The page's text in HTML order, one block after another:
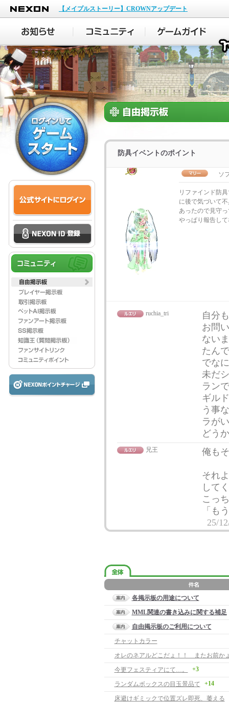
NEXON
【メイプルストーリー】CROWNアップデート
防具イベントのポイント
ソ
リファインド防
に後で気づいて
あったので見守
やっぱり報告し
ruchia_tri
自分
お問
ない
たん
でな
未だ
ラン
ギル
う事
ラが
どう
兄王 俺も
それ
して
こっ
「も
25/
各掲示板の用途について
MML関連の書き込みに関する補足
自由掲示板のご利用について
チャットカラー
オレのネアルどこだょ！！ またお前
今更フェスティアにて…。
+3
ランダムボックスの目玉景品て +14
床避けギミックで位置ズレ即死、萎える